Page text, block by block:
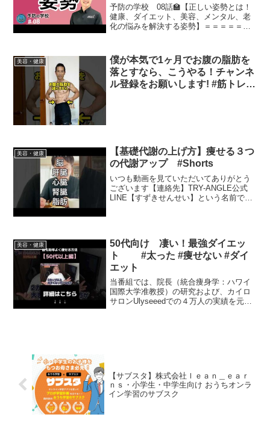
予防の学校 08話🏫【正しい姿勢とは！
健康、ダイエット、美容、メンタル、老
化の悩みを解決する姿勢】＝＝＝＝＝＝
＝＝＝＝＝＝＝監修 日本姿勢予防医学
協会＝＝＝＝＝＝＝＝＝...
美容・健康
僕が本気で1ヶ月でお腹の脂肪を
落とすなら、こうやる！チャンネ
ル登録をお願いします! #筋トレ #
美容・健康
【基礎代謝の上げ方】痩せる３つ
の代謝アップ #Shorts
いつも動画を見ていただいてありがとう
ございます【連絡先】TRY-ANGLE公式
LINE【すずきせんせい】という名前で
美容・健康
50代向け 凄い！最強ダイエッ
ト #太った #痩せない #ダイ
エット
当番組では、院長（統合痩身学：ハワイ
国際大学准教授）の研究および、カイロ
サロンUlyseeedでの４万人の実績を元
【サブスタ】株式会社ｌｅａｎ＿ｅａｒ
ｎｓ・小学生・中学生向け おうちオンラ
イン学習のサブスク